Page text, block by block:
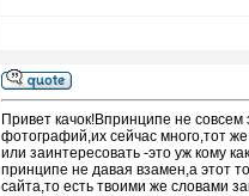
Привет качок!Впринципе не
фотографий,их сейчас много,тот
или заинтересовать -это уж кому
принципе не давая взамен,а этот
сайта,то есть твоими же словами